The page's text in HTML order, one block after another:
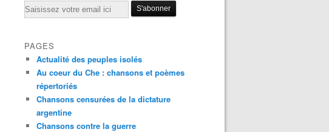
Email
PAGES
Actualité des peuples isolés
Au coeur du Che : chansons et poèmes
répertoriés
Chansons censurées de la dictature
argentine
Chansons contre la guerre